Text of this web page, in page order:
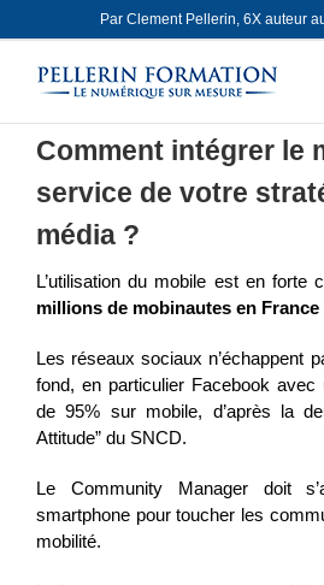
to
content
Par Clement Pellerin, 6X auteur
Comment intégrer le
service de votre
média ?
L’utilisation du mobile est en forte
millions de mobinautes en France
Les réseaux sociaux n’échappent
fond, en particulier Facebook avec
de 95% sur mobile, d’après la
Attitude” du SNCD.
Le Community Manager doit
smartphone pour toucher les
mobilité.